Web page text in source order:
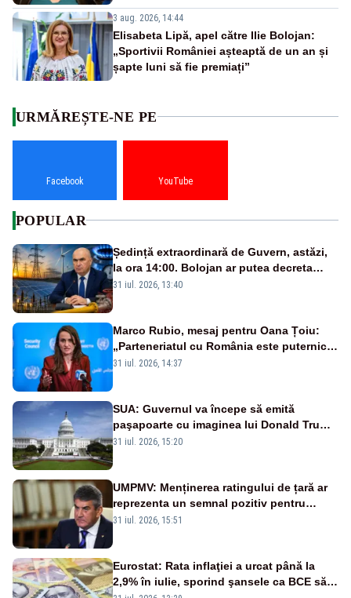
3 aug. 2026, 14:44
Elisabeta Lipă, apel către Ilie Bolojan:
„Sportivii României așteaptă de un an și
șapte luni să fie premiați”
URMĂREȘTE-NE PE
Facebook YouTube
POPULAR
Ședință extraordinară de Guvern, astăzi,
la ora 14:00. Bolojan ar putea decreta
stare de urgență energetică
31 iul. 2026, 13:40
Marco Rubio, mesaj pentru Oana Țoiu:
„Parteneriatul cu România este puternic
și prețuit”
31 iul. 2026, 14:37
SUA: Guvernul va începe să emită
paşapoarte cu imaginea lui Donald Trump
începând cu 8 august
31 iul. 2026, 15:20
UMPMV: Menținerea ratingului de țară ar
reprezenta un semnal pozitiv pentru
România. Autoritățile trebuie să continue
31 iul. 2026, 15:51
Eurostat: Rata inflaţiei a urcat până la
2,9% în iulie, sporind şansele ca BCE să